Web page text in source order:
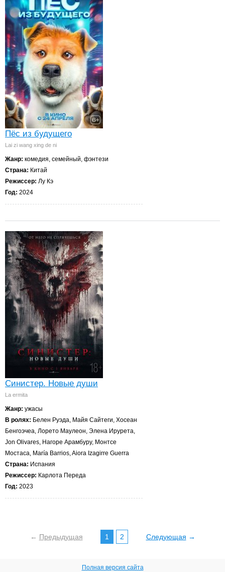
Пёс из будущего
Lai zi wang xing de ni
Жанр: комедия, семейный, фэнтези
Страна: Китай
Режиссер: Лу Кэ
Год: 2024
Синистер. Новые души
La ermita
Жанр: ужасы
В ролях: Белен Руэда, Майя Сайтеги, Хосеан
Бенгоэчеа, Лорето Маулеон, Элена Ирурета,
Jon Olivares, Нагоре Арамбуру, Монтсе
Мостаса, María Barrios, Aiora Izagirre Guerra
Страна: Испания
Режиссер: Карлота Переда
Год: 2023
← Предыдущая 1 2 Следующая →
Полная версия сайта